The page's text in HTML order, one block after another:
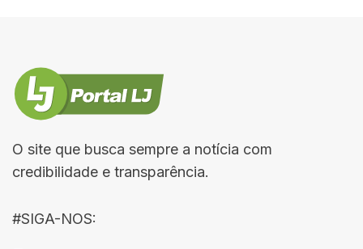
O site que busca sempre a notícia com
credibilidade e transparência.
#SIGA-NOS: